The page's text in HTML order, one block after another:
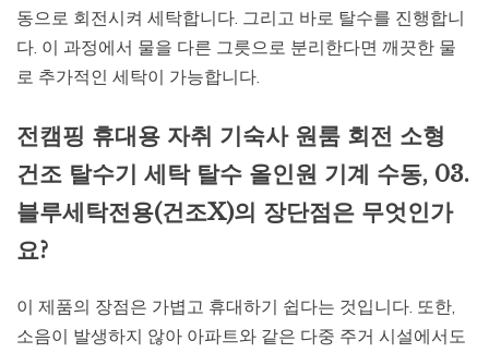
동으로 회전시켜 세탁합니다. 그리고 바로 탈수를 진행합니
다. 이 과정에서 물을 다른 그릇으로 분리한다면 깨끗한 물
로 추가적인 세탁이 가능합니다.
전캠핑 휴대용 자취 기숙사 원룸 회전 소형
건조 탈수기 세탁 탈수 올인원 기계 수동, 03.
블루세탁전용(건조X)의 장단점은 무엇인가
요?
이 제품의 장점은 가볍고 휴대하기 쉽다는 것입니다. 또한,
소음이 발생하지 않아 아파트와 같은 다중 주거 시설에서도